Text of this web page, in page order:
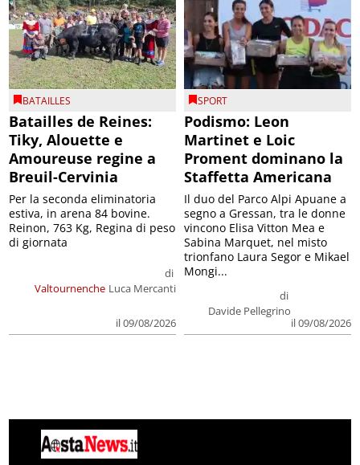
BATAILLES
Batailles de Reines:
Tiky, Alouette e
Amoureuse regine a
Breuil-Cervinia
Valtournenche
di
Luca Mercanti
il 09/08/2026
Per la seconda eliminatoria
estiva, in arena 84 bovine.
Reinon, 763 Kg, Regina di peso
di giornata
SPORT
Podismo: Leon
Martinet e Loic
Proment dominano la
Staffetta Americana
di
Davide Pellegrino
il 09/08/2026
Il duo del Parco Alpi Apuane a
segno a Gressan, tra le donne
vincono Elisa Vitton Mea e
Sabina Marquet, nel misto
trionfano Laura Segor e Mikael
Mongi...